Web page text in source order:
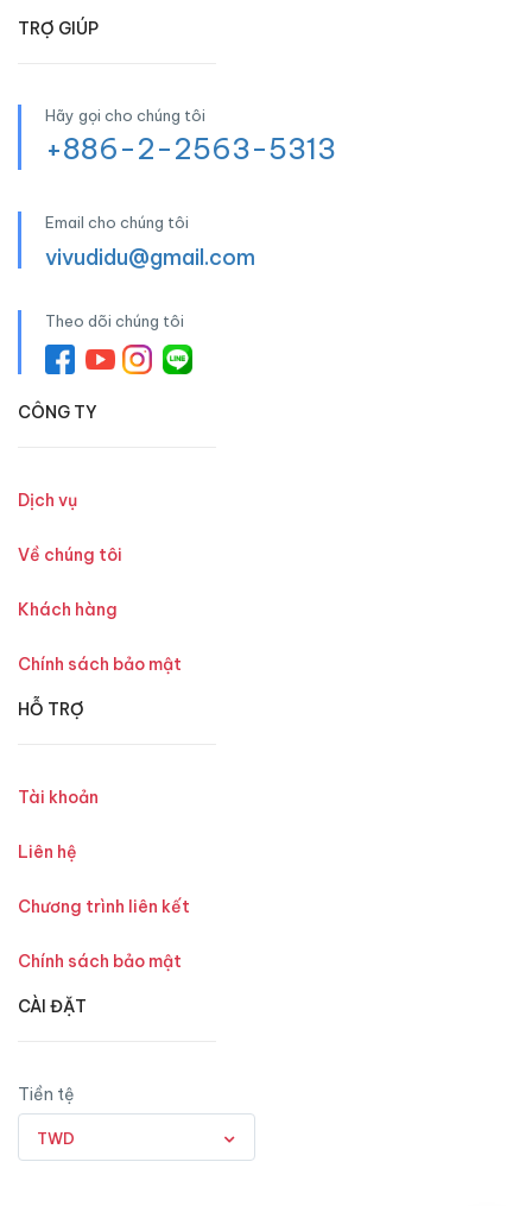
TRỢ GIÚP
Hãy gọi cho chúng tôi
+886-2-2563-5313
Email cho chúng tôi
vivudidu@gmail.com
Theo dõi chúng tôi
CÔNG TY
Dịch vụ
Về chúng tôi
Khách hàng
Chính sách bảo mật
HỖ TRỢ
Tài khoản
Liên hệ
Chương trình liên kết
Chính sách bảo mật
CÀI ĐẶT
Tiền tệ
TWD